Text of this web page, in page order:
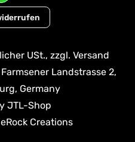
USt., zzgl. Versand
Landstrasse 2,
Germany
JTL-Shop
eRock Creations